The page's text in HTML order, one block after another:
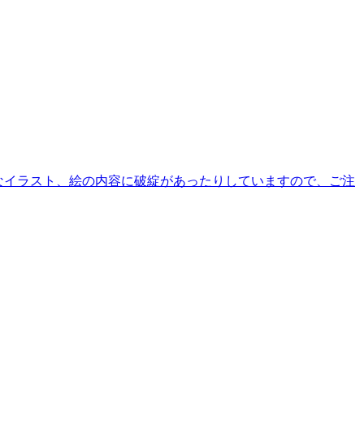
ラスト、絵の内容に破綻があったりしていますので、ご注